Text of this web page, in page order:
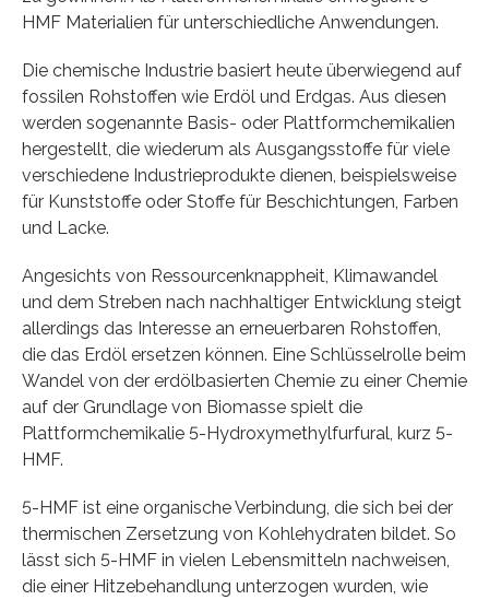
HMF Materialien für unterschiedliche Anwendungen.
Die chemische Industrie basiert heute überwiegend auf
fossilen Rohstoffen wie Erdöl und Erdgas. Aus diesen
werden sogenannte Basis- oder Plattformchemikalien
hergestellt, die wiederum als Ausgangsstoffe für viele
verschiedene Industrieprodukte dienen, beispielsweise
für Kunststoffe oder Stoffe für Beschichtungen, Farben
und Lacke.
Angesichts von Ressourcenknappheit, Klimawandel
und dem Streben nach nachhaltiger Entwicklung steigt
allerdings das Interesse an erneuerbaren Rohstoffen,
die das Erdöl ersetzen können. Eine Schlüsselrolle beim
Wandel von der erdölbasierten Chemie zu einer Chemie
auf der Grundlage von Biomasse spielt die
Plattformchemikalie 5-Hydroxymethylfurfural, kurz 5-
HMF.
5-HMF ist eine organische Verbindung, die sich bei der
thermischen Zersetzung von Kohlehydraten bildet. So
lässt sich 5-HMF in vielen Lebensmitteln nachweisen,
die einer Hitzebehandlung unterzogen wurden, wie